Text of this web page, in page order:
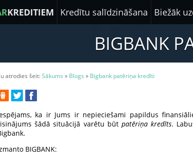
KREDITIEM Kredītu salīdzināšana Biežāk
BIGBANK
atrodies šeit:Sākums » Blogs » Bigbank patēriņa kredīti
ka ir Jums ir nepieciešami papildus
šādā situācijā varētu būt patēriņa kredīts.
BIGBANK: